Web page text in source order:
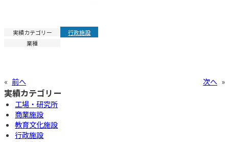
実績カテゴリー
行政施設
業種
« 前へ 次へ »
実績カテゴリー
工場・研究所
商業施設
教育文化施設
行政施設